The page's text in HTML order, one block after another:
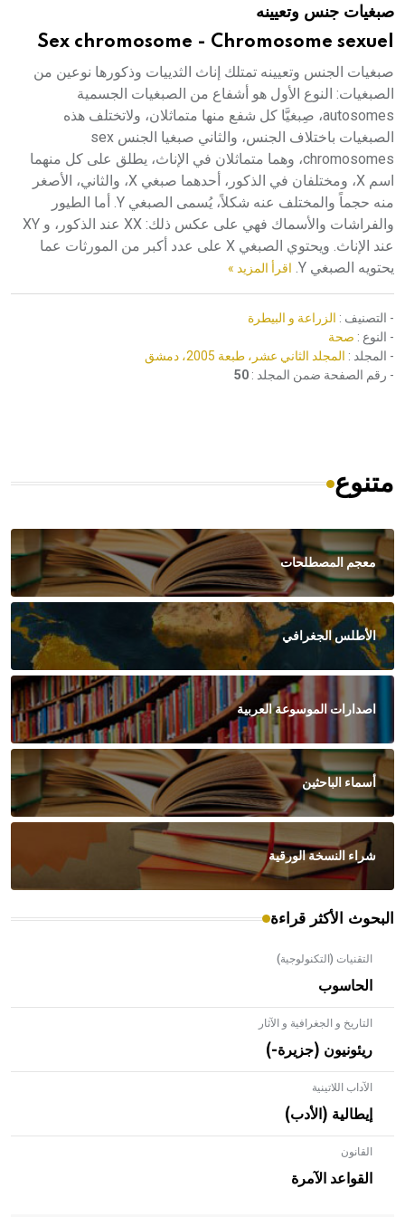
هيئة الموسوعة العربية تطلق موسوعات جديدة في عام 2026
صبغيات جنس وتعيينه
Sex chromosome - Chromosome sexuel
صبغيات الجنس وتعيينه تمتلك إناث الثدييات وذكورها نوعين من
الصبغيات: النوع الأول هو أشفاع من الصبغيات الجسمية
autosomes، صِبغيَّا كل شفع منها متماثلان، ولاتختلف هذه
الصبغيات باختلاف الجنس، والثاني صبغيا الجنس sex
chromosomes، وهما متماثلان في الإناث، يطلق على كل منهما
اسم X، ومختلفان في الذكور، أحدهما صبغي X، والثاني، الأصغر
منه حجماً والمختلف عنه شكلاً، يُسمى الصبغي Y. أما الطيور
والفراشات والأسماك فهي على عكس ذلك: XX عند الذكور، و XY
عند الإناث. ويحتوي الصبغي X على عدد أكبر من المورثات عما
يحتويه الصبغي Y.
اقرأ المزيد »
- التصنيف : الزراعة و البيطرة
- النوع : صحة
- المجلد : المجلد الثاني عشر، طبعة 2005، دمشق
- رقم الصفحة ضمن المجلد : 50
متنوع
معجم المصطلحات
الأطلس الجغرافي
اصدارات الموسوعة العربية
أسماء الباحثين
شراء النسخة الورقية
البحوث الأكثر قراءة
التقنيات (التكنولوجية)
الحاسوب
التاريخ و الجغرافية و الآثار
ريئونيون (جزيرة-)
الآداب اللاتينية
إيطالية (الأدب)
القانون
القواعد الآمرة
- هل تعلم أن الأبلق نوع من الفنون الهندسية التي ارتبطت
بالعمارة الإسلامية في بلاد الشام ومصر خاصة، حيث يحرص
المعمار على بناء مداميكه وخاصة في الواجهات